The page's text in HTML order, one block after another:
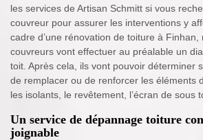
les services de Artisan Schmitt si vous
couvreur pour assurer les interventions y
cadre d’une rénovation de toiture à Finhan,
couvreurs vont effectuer au préalable un
toit. Après cela, ils vont pouvoir déterminer
de remplacer ou de renforcer les éléments
les isolants, le revêtement, l’écran de sous
Un service de dépannage toiture
joignable